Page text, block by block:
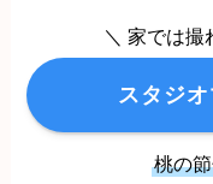
＼ 家では撮
スタジ
桃の